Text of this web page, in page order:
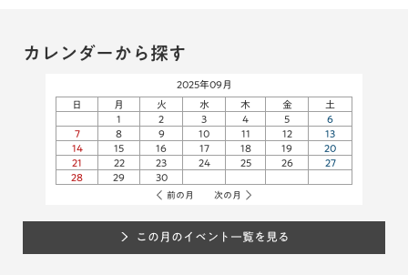
カレンダーから探す
2025年09月
日
月 火 水 木 金
土
1
2 3 4 5
6
7
8 9 10 11 12
13
14
15 16 17 18 19
20
21
22 23 24 25 26
27
28
29 30
前の月 次の月
この月のイベント一覧を見る